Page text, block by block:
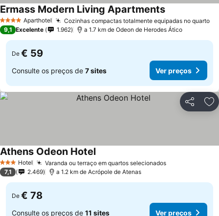
4 EstrelasAparthotel Cozinhas compactas totalmente equipadas no quarto
Ermass Modern Living Apartments
9,1 Excelente 1.962 a 1.7 km de Odeon de Herodes Ático
De € 59
Consulte os preços de 7 sites Ver preços
Partilhar
3 EstrelasHotel Varanda ou terraço em quartos selecionados
Athens Odeon Hotel
7,1 2.469 a 1.2 km de Acrópole de Atenas
De € 78
Consulte os preços de 11 sites Ver preços